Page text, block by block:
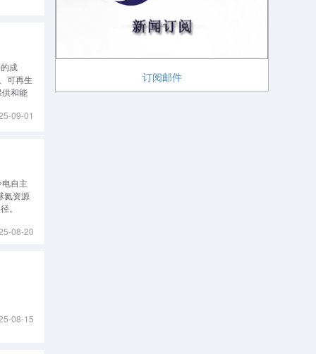
成
可再生
和能
度出
09-01
自主
氦资源
。
08-20
08-15
订阅邮件